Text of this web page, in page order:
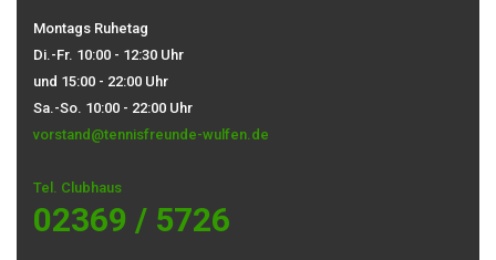
Montags Ruhetag
Di.-Fr. 10:00 - 12:30 Uhr
und 15:00 - 22:00 Uhr
Sa.-So. 10:00 - 22:00 Uhr
vorstand@tennisfreunde-wulfen.de
Tel. Clubhaus
02369 / 5726